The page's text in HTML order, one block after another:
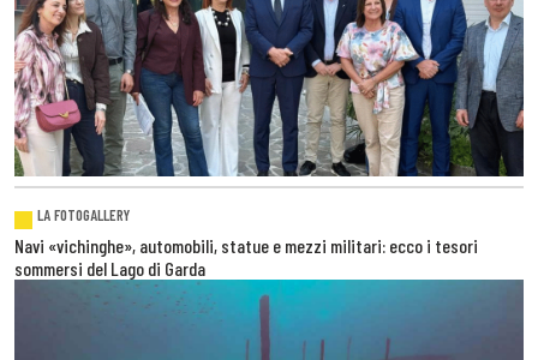
LA FOTOGALLERY
Navi «vichinghe», automobili, statue e mezzi militari: ecco i tesori
sommersi del Lago di Garda